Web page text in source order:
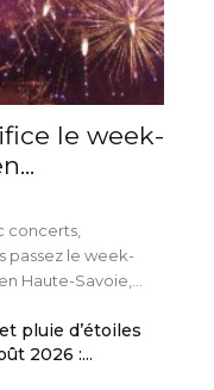
le week-
concerts,
passez le week-
Haute-Savoie,...
pluie d’étoiles
2026 :...